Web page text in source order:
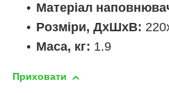
Матеріал
Розміри, ДхШхВ:
Маса, кг: 1.9
Приховати